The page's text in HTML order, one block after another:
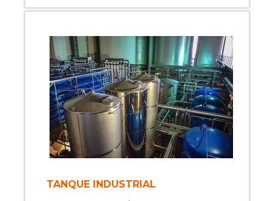
benefício com equipamentos específicos
mais diversos tipos de prod...
TANQUE INDUSTRIAL